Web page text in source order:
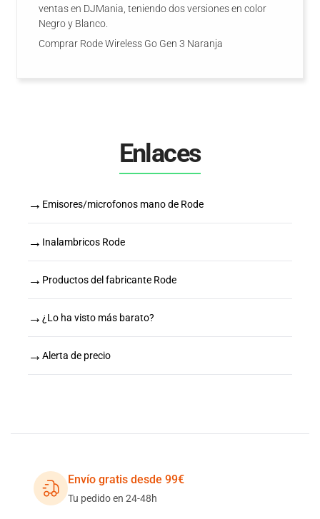
ventas en DJMania, teniendo dos versiones en color
Negro y Blanco.
Comprar Rode Wireless Go Gen 3 Naranja
Enlaces
→ Emisores/microfonos mano de Rode
→ Inalambricos Rode
→ Productos del fabricante Rode
→ ¿Lo ha visto más barato?
→ Alerta de precio
Envío gratis desde 99€
Tu pedido en 24-48h